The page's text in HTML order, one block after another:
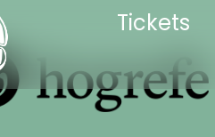
Tickets